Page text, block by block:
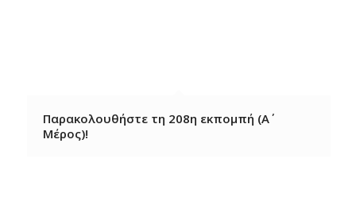
Παρακολουθήστε τη 208η εκπομπή (Α΄
Μέρος)!